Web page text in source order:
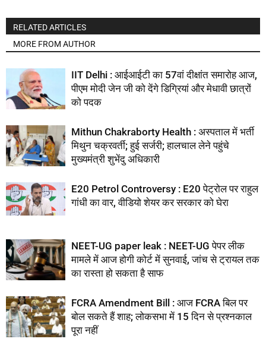
RELATED ARTICLES
MORE FROM AUTHOR
IIT Delhi : आईआईटी का 57वां दीक्षांत समारोह आज,
पीएम मोदी जेन जी को देंगे डिग्रियां और मेधावी छात्रों
को पदक
Mithun Chakraborty Health : अस्पताल में भर्ती
मिथुन चक्रवर्ती; हुई सर्जरी; हालचाल लेने पहुंचे
मुख्यमंत्री शुभेंदु अधिकारी
E20 Petrol Controversy : E20 पेट्रोल पर राहुल
गांधी का वार, वीडियो शेयर कर सरकार को घेरा
NEET-UG paper leak : NEET-UG पेपर लीक
मामले में आज होगी कोर्ट में सुनवाई, जांच से ट्रायल तक
का रास्ता हो सकता है साफ
FCRA Amendment Bill : आज FCRA बिल पर
बोल सकते हैं शाह; लोकसभा में 15 दिन से प्रश्नकाल
पूरा नहीं